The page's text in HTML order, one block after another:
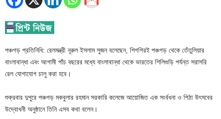
পঞ্চগড় প্রতিনিধি: রেলমন্ত্রী নূরুল ইসলাম সুজন বলেছেন, শিগগিরই পঞ্চগড় থেকে তেঁতুলিয়ার
বাংলাবান্ধা এবং আগামী পাঁচ বছরের মধ্যে বাংলাবান্ধা থেকে ভারতের শিলিগুড়ি পর্যন্ত সরাসরি
রেল যোগাযোগ চালু করা হবে।
শুক্রবার দুপুরে পঞ্চগড় মকবুলার রহমান সরকারি কলেজে আয়োজিত এক সংর্বধনা ও পিঠা উৎসবের
উদ্বোধনী অনুষ্ঠানে তিনি এসব কথা বলেন।